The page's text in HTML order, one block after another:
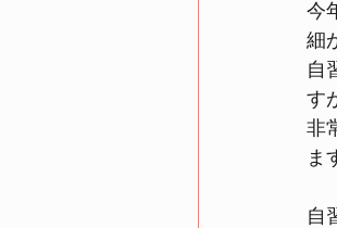
今
細
自
す
非
ま
自